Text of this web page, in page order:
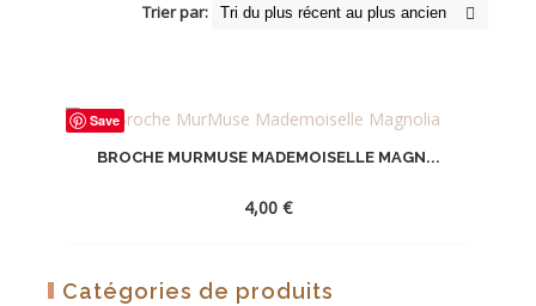
Trier par:
Save
BROCHE MURMUSE MADEMOISELLE MAGN...
4,00 €
Catégories de produits